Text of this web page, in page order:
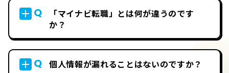
Q
「マイナビ転職」とは何が違うのです
か？
Q 個人情報が漏れることはないのですか？